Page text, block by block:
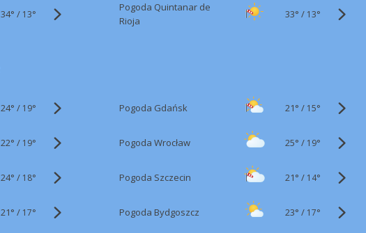
34° / 13°
Pogoda Quintanar de
Rioja
33° / 13°
24° / 19° Pogoda Gdańsk 21° / 15°
22° / 19° Pogoda Wrocław 25° / 19°
24° / 18° Pogoda Szczecin 21° / 14°
21° / 17° Pogoda Bydgoszcz 23° / 17°